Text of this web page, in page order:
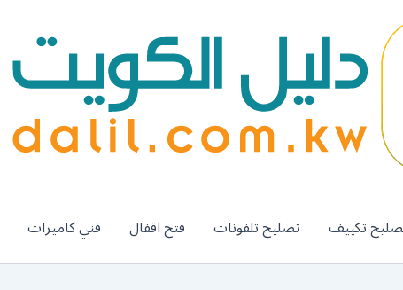
تكييف تصليح تلفونات فتح اقفال فني كاميرات